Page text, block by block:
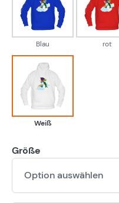
Blau
Blau
rot
rot
Weiß
Weiß
Größe
Option auswählen